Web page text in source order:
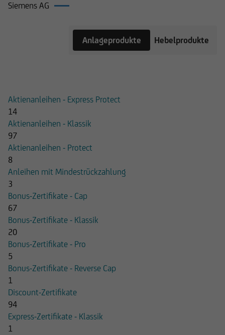
Siemens AG
Anlageprodukte Hebelprodukte
Aktienanleihen - Express Protect
14
Aktienanleihen - Klassik
97
Aktienanleihen - Protect
8
Anleihen mit Mindestrückzahlung
3
Bonus-Zertifikate - Cap
67
Bonus-Zertifikate - Klassik
20
Bonus-Zertifikate - Pro
5
Bonus-Zertifikate - Reverse Cap
1
Discount-Zertifikate
94
Express-Zertifikate - Klassik
1